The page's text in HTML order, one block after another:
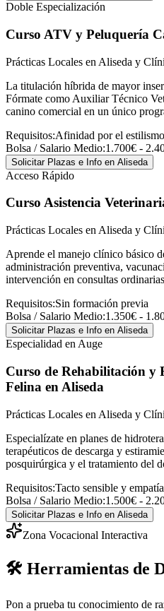
Doble Especialización
Curso ATV y Peluquería
Prácticas Locales en Aliseda y
La titulación híbrida de mayor
Fórmate como Auxiliar Técnico
canino comercial en un único
Requisitos:Afinidad por el
Bolsa / Salario Medio:1.700€ -
Solicitar Plazas e Info en Aliseda
Acceso Rápido
Curso Asistencia
Prácticas Locales en Aliseda y
Aprende el manejo clínico básico
administración preventiva,
intervención en consultas
Requisitos:Sin formación previa
Bolsa / Salario Medio:1.350€ -
Solicitar Plazas e Info en Aliseda
Especialidad en Auge
Curso de Rehabilitación y
Felina en Aliseda
Prácticas Locales en Aliseda y
Especialízate en planes de
terapéuticos de descarga y
posquirúrgica y el tratamiento del
Requisitos:Tacto sensible y
Bolsa / Salario Medio:1.500€ -
Solicitar Plazas e Info en Aliseda
Zona Vocacional Interactiva
🛠️ Herramientas de
Pon a prueba tu conocimiento de